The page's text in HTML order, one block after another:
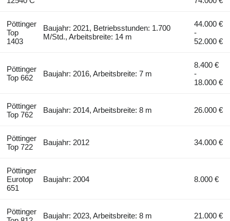
Pöttinger
Top
1403
Baujahr: 2021, Betriebsstunden: 1.700
M/Std., Arbeitsbreite: 14 m
44.000 €
-
52.000 €
Pöttinger
Top 662
Baujahr: 2016, Arbeitsbreite: 7 m
8.400 €
-
18.000 €
Pöttinger
Top 762
Baujahr: 2014, Arbeitsbreite: 8 m 26.000 €
Pöttinger
Top 722
Baujahr: 2012 34.000 €
Pöttinger
Eurotop
651
Baujahr: 2004 8.000 €
Pöttinger
Baujahr: 2023, Arbeitsbreite: 8 m 21.000 €